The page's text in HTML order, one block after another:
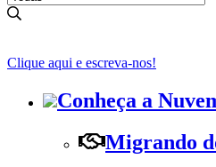
Clique aqui e escreva-nos!
Conheça a
Migrando